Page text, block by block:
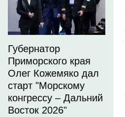
Губернатор
Приморского края
Олег Кожемяко дал
старт "Морскому
конгрессу – Дальний
Восток 2026"